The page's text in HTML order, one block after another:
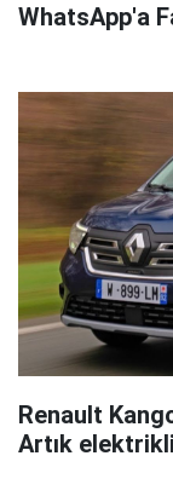
WhatsApp'a
Renault
Artık